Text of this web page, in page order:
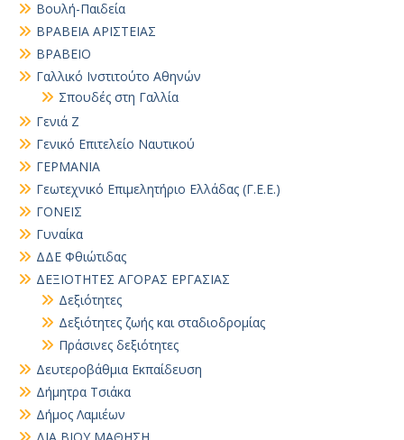
Βουλή-Παιδεία
ΒΡΑΒΕΙΑ ΑΡΙΣΤΕΙΑΣ
ΒΡΑΒΕΙΟ
Γαλλικό Ινστιτούτο Αθηνών
Σπουδές στη Γαλλία
Γενιά Ζ
Γενικό Επιτελείο Ναυτικού
ΓΕΡΜΑΝΙΑ
Γεωτεχνικό Επιμελητήριο Ελλάδας (Γ.Ε.Ε.)
ΓΟΝΕΙΣ
Γυναίκα
ΔΔΕ Φθιώτιδας
ΔΕΞΙΟΤΗΤΕΣ ΑΓΟΡΑΣ ΕΡΓΑΣΙΑΣ
Δεξιότητες
Δεξιότητες ζωής και σταδιοδρομίας
Πράσινες δεξιότητες
Δευτεροβάθμια Εκπαίδευση
Δήμητρα Τσιάκα
Δήμος Λαμιέων